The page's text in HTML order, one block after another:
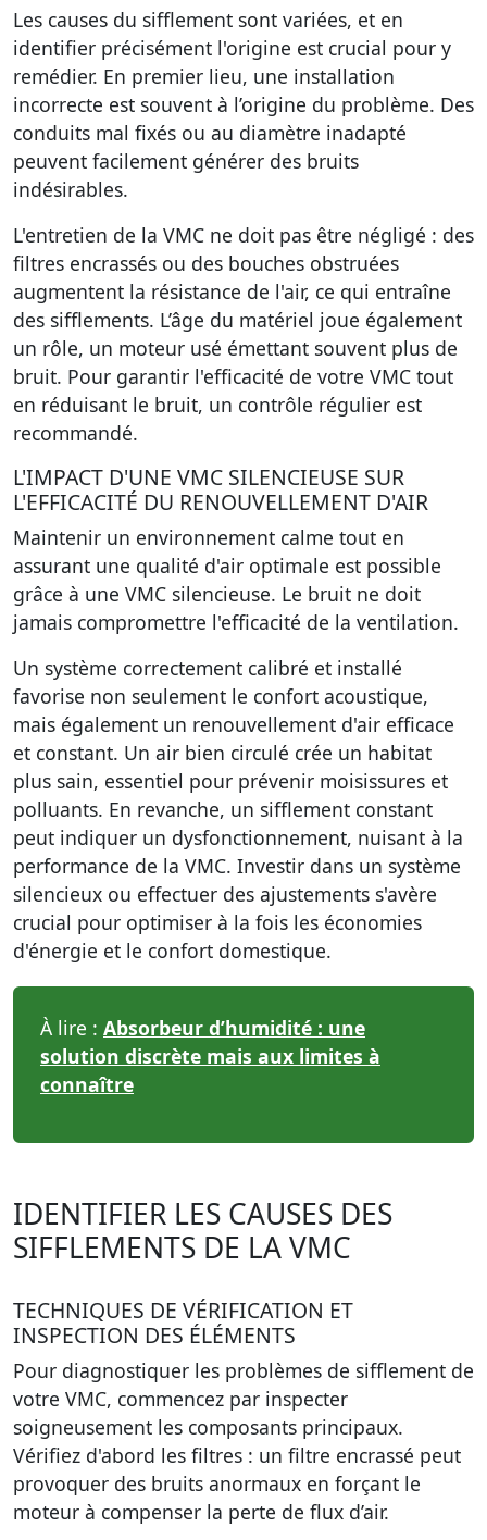
Les causes du sifflement sont variées, et en
identifier précisément l'origine est crucial pour y
remédier. En premier lieu, une installation
incorrecte est souvent à l’origine du problème. Des
conduits mal fixés ou au diamètre inadapté
peuvent facilement générer des bruits
indésirables.
L'entretien de la VMC ne doit pas être négligé : des
filtres encrassés ou des bouches obstruées
augmentent la résistance de l'air, ce qui entraîne
des sifflements. L’âge du matériel joue également
un rôle, un moteur usé émettant souvent plus de
bruit. Pour garantir l'efficacité de votre VMC tout
en réduisant le bruit, un contrôle régulier est
recommandé.
L'IMPACT D'UNE VMC SILENCIEUSE SUR
L'EFFICACITÉ DU RENOUVELLEMENT D'AIR
Maintenir un environnement calme tout en
assurant une qualité d'air optimale est possible
grâce à une VMC silencieuse. Le bruit ne doit
jamais compromettre l'efficacité de la ventilation.
Un système correctement calibré et installé
favorise non seulement le confort acoustique,
mais également un renouvellement d'air efficace
et constant. Un air bien circulé crée un habitat
plus sain, essentiel pour prévenir moisissures et
polluants. En revanche, un sifflement constant
peut indiquer un dysfonctionnement, nuisant à la
performance de la VMC. Investir dans un système
silencieux ou effectuer des ajustements s'avère
crucial pour optimiser à la fois les économies
d'énergie et le confort domestique.
À lire : Absorbeur d’humidité : une
solution discrète mais aux limites à
connaître
IDENTIFIER LES CAUSES DES
SIFFLEMENTS DE LA VMC
TECHNIQUES DE VÉRIFICATION ET
INSPECTION DES ÉLÉMENTS
Pour diagnostiquer les problèmes de sifflement de
votre VMC, commencez par inspecter
soigneusement les composants principaux.
Vérifiez d'abord les filtres : un filtre encrassé peut
provoquer des bruits anormaux en forçant le
moteur à compenser la perte de flux d’air.